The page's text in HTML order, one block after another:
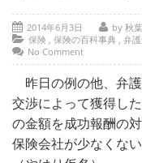
事務所紹介
ご相談・お問い合わ
2014年6月3日
by 秋
保険 , 保険の百科事典 , 弁
No Comment
昨日の例の他、弁
交渉によって獲得し
の金額を成功報酬の
保険会社が少なくな